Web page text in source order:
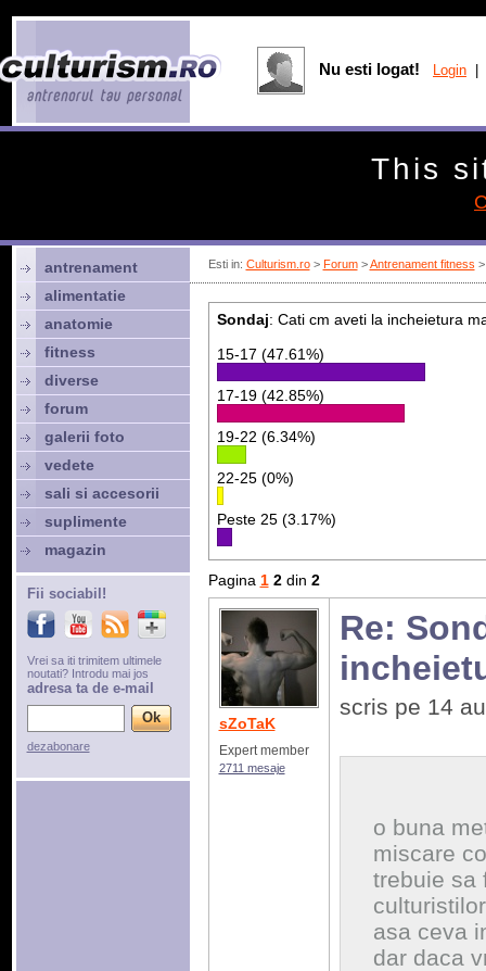
Esti in: Culturism.ro> Forum>Antrenament fitness
Sondaj: Cati cm aveti la incheietura
15-17 (47.61%)
17-19 (42.85%)
19-22 (6.34%)
22-25 (0%)
Peste 25 (3.17%)
Pagina 1 2din 2
sZoTaK
Expert member
2711 mesaje
Re:
scris pe 14
o buna
miscare
trebuie sa
asa ceva
dar daca
antrenament
alimentatie
anatomie
fitness
diverse
forum
galerii foto
vedete
sali si accesorii
suplimente
magazin
Fii sociabil!
Vrei sa iti trimitem ultimele
noutati? Introdu mai jos
adresa ta de e-mail
dezabonare
Nu esti logat! Login
This